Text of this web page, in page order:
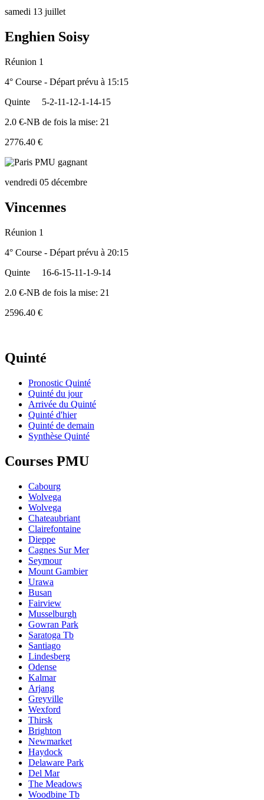
samedi 13 juillet
Enghien Soisy
Réunion 1
4° Course - Départ prévu à 15:15
Quinte
5-2-11-12-1-14-15
2.0 €-NB de fois la mise: 21
2776.40 €
vendredi 05 décembre
Vincennes
Réunion 1
4° Course - Départ prévu à 20:15
Quinte
16-6-15-11-1-9-14
2.0 €-NB de fois la mise: 21
2596.40 €
Quinté
Pronostic Quinté
Quinté du jour
Arrivée du Quinté
Quinté d'hier
Quinté de demain
Synthèse Quinté
Courses PMU
Cabourg
Wolvega
Wolvega
Chateaubriant
Clairefontaine
Dieppe
Cagnes Sur Mer
Seymour
Mount Gambier
Urawa
Busan
Fairview
Musselburgh
Gowran Park
Saratoga Tb
Santiago
Lindesberg
Odense
Kalmar
Arjang
Greyville
Wexford
Thirsk
Brighton
Newmarket
Haydock
Delaware Park
Del Mar
The Meadows
Woodbine Tb